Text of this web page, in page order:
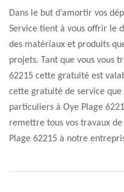
Dans le but d’amortir vos
Service tient à vous offrir le
des matériaux et produits
projets. Tant que vous vous
62215 cette gratuité est
cette gratuité de service que
particuliers à Oye Plage
remettre tous vos travaux
Plage 62215 à notre